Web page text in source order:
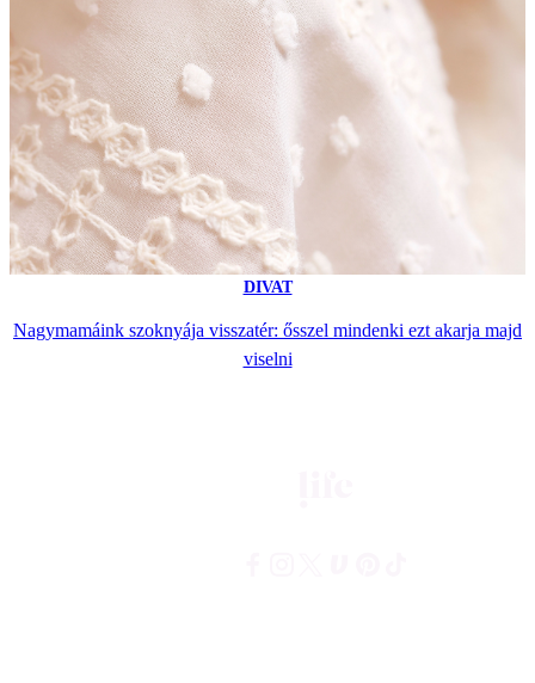
DIVAT
Nagymamáink szoknyája visszatér: ősszel mindenki ezt akarja majd
viselni